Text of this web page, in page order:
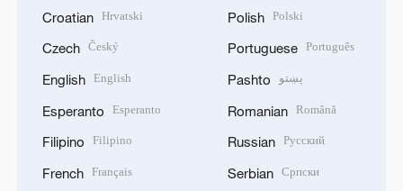
Croatian Hrvatski
Czech Český
English English
Esperanto Esperanto
Filipino Filipino
French Français
Polish Polski
Portuguese Português
Pashto پښتو
Romanian Română
Russian Русский
Serbian Српски